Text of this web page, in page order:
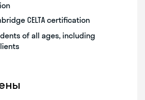
CELTA certification
of all ages, including